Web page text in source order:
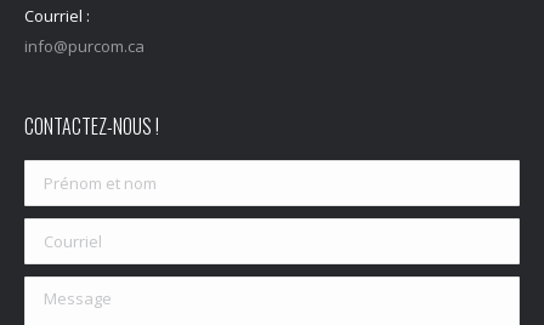
Courriel :
info@purcom.ca
CONTACTEZ-NOUS !